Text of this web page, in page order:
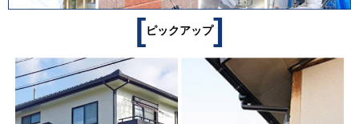
[ピックアップ]